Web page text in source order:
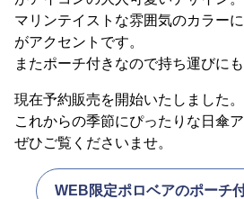
マリンテイストな雰囲気のカラー
がアクセントです。
またポーチ付きなので持ち運びにも
現在予約販売を開始いたしました。
これからの季節にぴったりな日傘ア
ぜひご覧くださいませ。
WEB限定ポロベアのポーチ